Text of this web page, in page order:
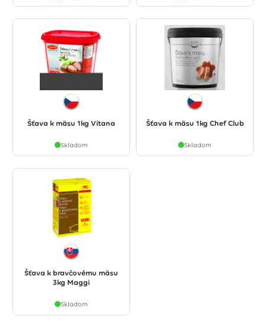
Šťava k mäsu 1kg Vitana
Skladom
Šťava k mäsu 1kg Chef Club
Skladom
Šťava k bravčovému mäsu
3kg Maggi
Skladom